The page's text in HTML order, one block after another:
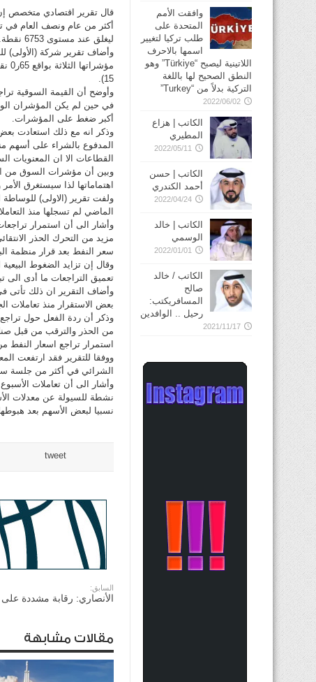
قال تقرير اقتصادي متخصص
ليغلق عند مستوى 6753 نقطة.
وأضاف تقرير شركة (الأولى)
15).
أكبر ضغط على المؤشرات.
وذكر انه مع ذلك استعادت
المدفوع بالشراء على أسهم
القطاعات الا ان المعنويات
وبين أن مؤشرات السوق من
اهتماماتها لذا سيستغرق
ولفت تقرير (الاولى) للوساطة
الماضي لم تسجلها منذ التعاملات في ابريل عام 2013
وأشار الى أن استمرار
مزيد من التحرك الحذر
سعر النفط بعد قرار منظمة
وقال إن تزايد الضغوط
تعميق التراجعات ما أدى الى
وأضاف التقرير ان ذلك
بعض الاستقرار منذ تعاملات
وذكر أن ردة الفعل حول
من الحذر والترقب من قبل
استمرار تراجع اسعار النفط
ووفقا للتقرير فقد ارتفعت
الشرائي في أكثر من جلسة
وأشار الى أن تعاملات
نشطة للسيولة عن معدلات
نسبيا لبعض الأسهم بعد
tweet
السابق:
الأنصاري: رقابة مشددة على
مقالات مشابهة
وافقت الأمم
المتحدة على
طلب تركيا لتغيير
اسمها بالاحرف
اللاتينية ليصبح “Türkiye” وهو
النطق الصحيح لها باللغة
التركية بدلاً من “Turkey”
2022/06/02
الكاتب | هزاع
المطيري
2022/05/11
الكاتب | حسن
أحمد الكندري
2022/04/24
الكاتب | خالد
الوسمي
2022/01/01
الكاتب / خالد
صالح
المسافريكتب:
رحيل .. الوافدين
2021/11/17